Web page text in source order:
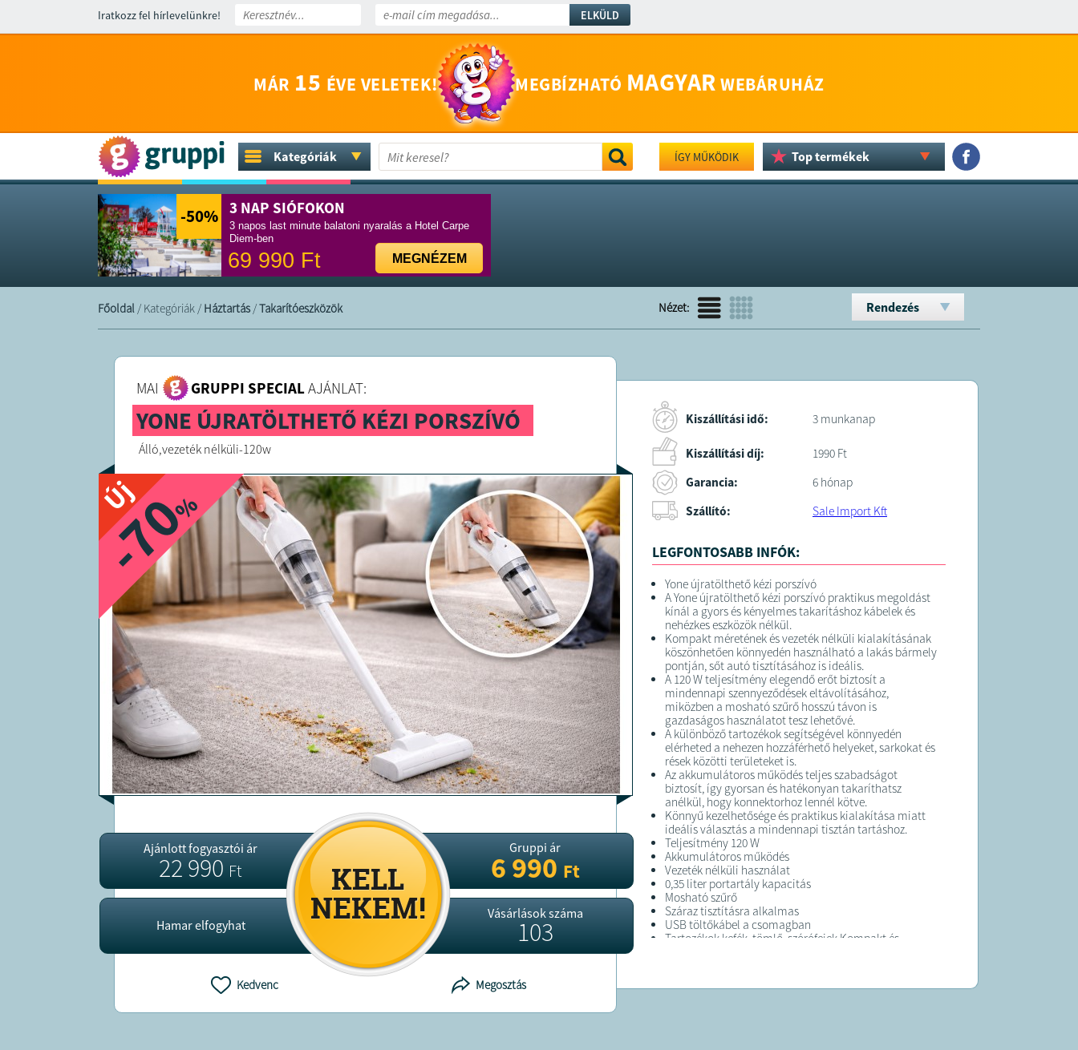
Iratkozz fel hírlevelünkre! ELKÜLD
MÁR 15 ÉVE VELETEK! MEGBÍZHATÓ MAGYAR WEBÁRUHÁZ
Kategóriák ÍGY MŰKÖDIK Top termékek
-50% 3 NAP SIÓFOKON
3 napos last minute balatoni nyaralás a Hotel Carpe
Diem-ben
69 990 Ft MEGNÉZEM
Nézet: Rendezés
Főoldal / Kategóriák / Háztartás /Takarítóeszközök
MAI GRUPPI SPECIALAJÁNLAT:
YONE ÚJRATÖLTHETŐ KÉZI PORSZÍVÓ
Álló,vezeték nélküli-120w
Új
-70
%
Ajánlott fogyasztói ár
22 990Ft
Hamar elfogyhat
Gruppi ár
6 990Ft
Vásárlások száma
103
Kedvenc Megosztás
Kiszállítási idő: 3 munkanap
Kiszállítási díj:
1990 Ft
Garancia:
6 hónap
Szállító:
Sale Import Kft
LEGFONTOSABB INFÓK:
Yone újratölthető kézi porszívó
A Yone újratölthető kézi porszívó praktikus megoldást
kínál a gyors és kényelmes takarításhoz kábelek és
nehézkes eszközök nélkül.
Kompakt méretének és vezeték nélküli kialakításának
köszönhetően könnyedén használható a lakás bármely
pontján, sőt autó tisztításához is ideális.
A 120 W teljesítmény elegendő erőt biztosít a
mindennapi szennyeződések eltávolításához,
miközben a mosható szűrő hosszú távon is
gazdaságos használatot tesz lehetővé.
A különböző tartozékok segítségével könnyedén
elérheted a nehezen hozzáférhető helyeket, sarkokat és
rések közötti területeket is.
Az akkumulátoros működés teljes szabadságot
biztosít, így gyorsan és hatékonyan takaríthatsz
anélkül, hogy konnektorhoz lennél kötve.
Könnyű kezelhetősége és praktikus kialakítása miatt
ideális választás a mindennapi tisztán tartáshoz.
Teljesítmény 120 W
Akkumulátoros működés
Vezeték nélküli használat
0,35 liter portartály kapacitás
Mosható szűrő
Száraz tisztításra alkalmas
USB töltőkábel a csomagban
Tartozékok kefék, tömlő, szórófejek Kompakt és